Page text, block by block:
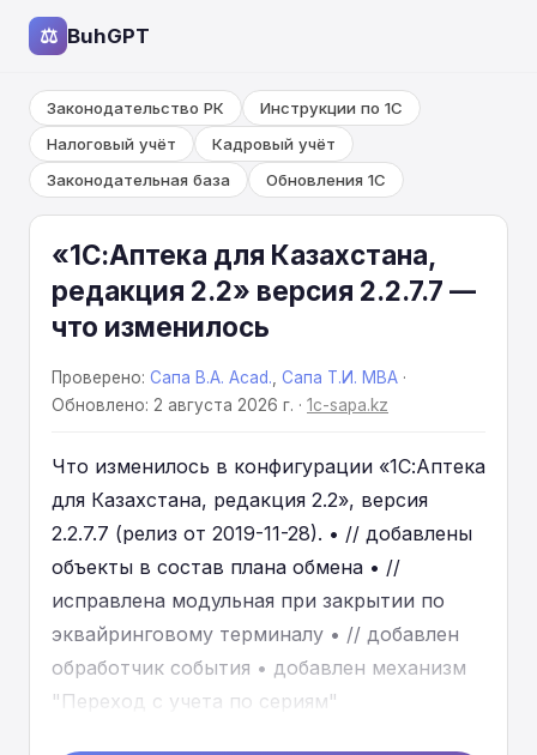
⚖ BuhGPT
Законодательство РК
Инструкции по 1С
Налоговый учёт
Кадровый учёт
Законодательная база
Обновления 1С
«1С:Аптека для Казахстана,
редакция 2.2» версия 2.2.7.7 —
что изменилось
Проверено: Сапа В.А. Acad. Сапа Т.И. MBA ·
Обновлено: 2 августа 2026 г. · 1c-sapa.kz
Что изменилось в конфигурации «1С:Аптека
для Казахстана, редакция 2.2», версия
2.2.7.7 (релиз от 2019-11-28). • // добавлены
объекты в состав плана обмена • //
исправлена модульная при закрытии по
эквайринговому терминалу • // добавлен
обработчик события • добавлен механизм
"Переход с учета по сериям"